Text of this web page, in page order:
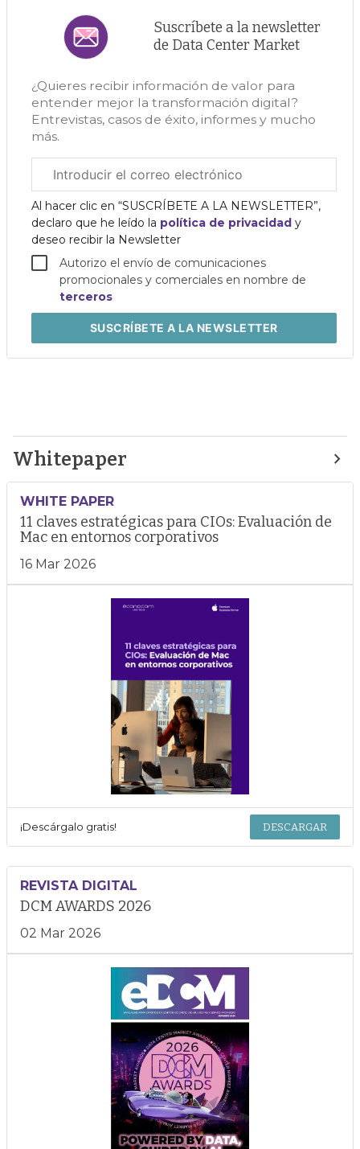
Suscríbete a la newsletter
de Data Center Market
¿Quieres recibir información de valor para
entender mejor la transformación digital?
Entrevistas, casos de éxito, informes y mucho
más.
electrónico
corporativo
Al hacer clic en “SUSCRÍBETE A LA NEWSLETTER”,
declaro que he leído la política de privacidad y
deseo recibir la Newsletter
Autorizo el envío de comunicaciones
promocionales y comerciales en nombre de
terceros
SUSCRÍBETEA LA NEWSLETTER
Whitepaper
WHITE PAPER
11 claves estratégicas para CIOs: Evaluación de
Mac en entornos corporativos
16 Mar 2026
¡Descárgalo gratis! DESCARGAR
REVISTA DIGITAL
DCM AWARDS 2026
02 Mar 2026